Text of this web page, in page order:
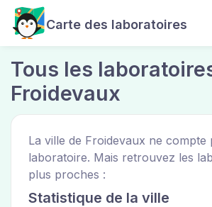
Carte des laboratoires
Tous les
Froidevaux
La ville de Froidevaux ne compte
laboratoire. Mais retrouvez les
plus proches :
Statistique de la ville